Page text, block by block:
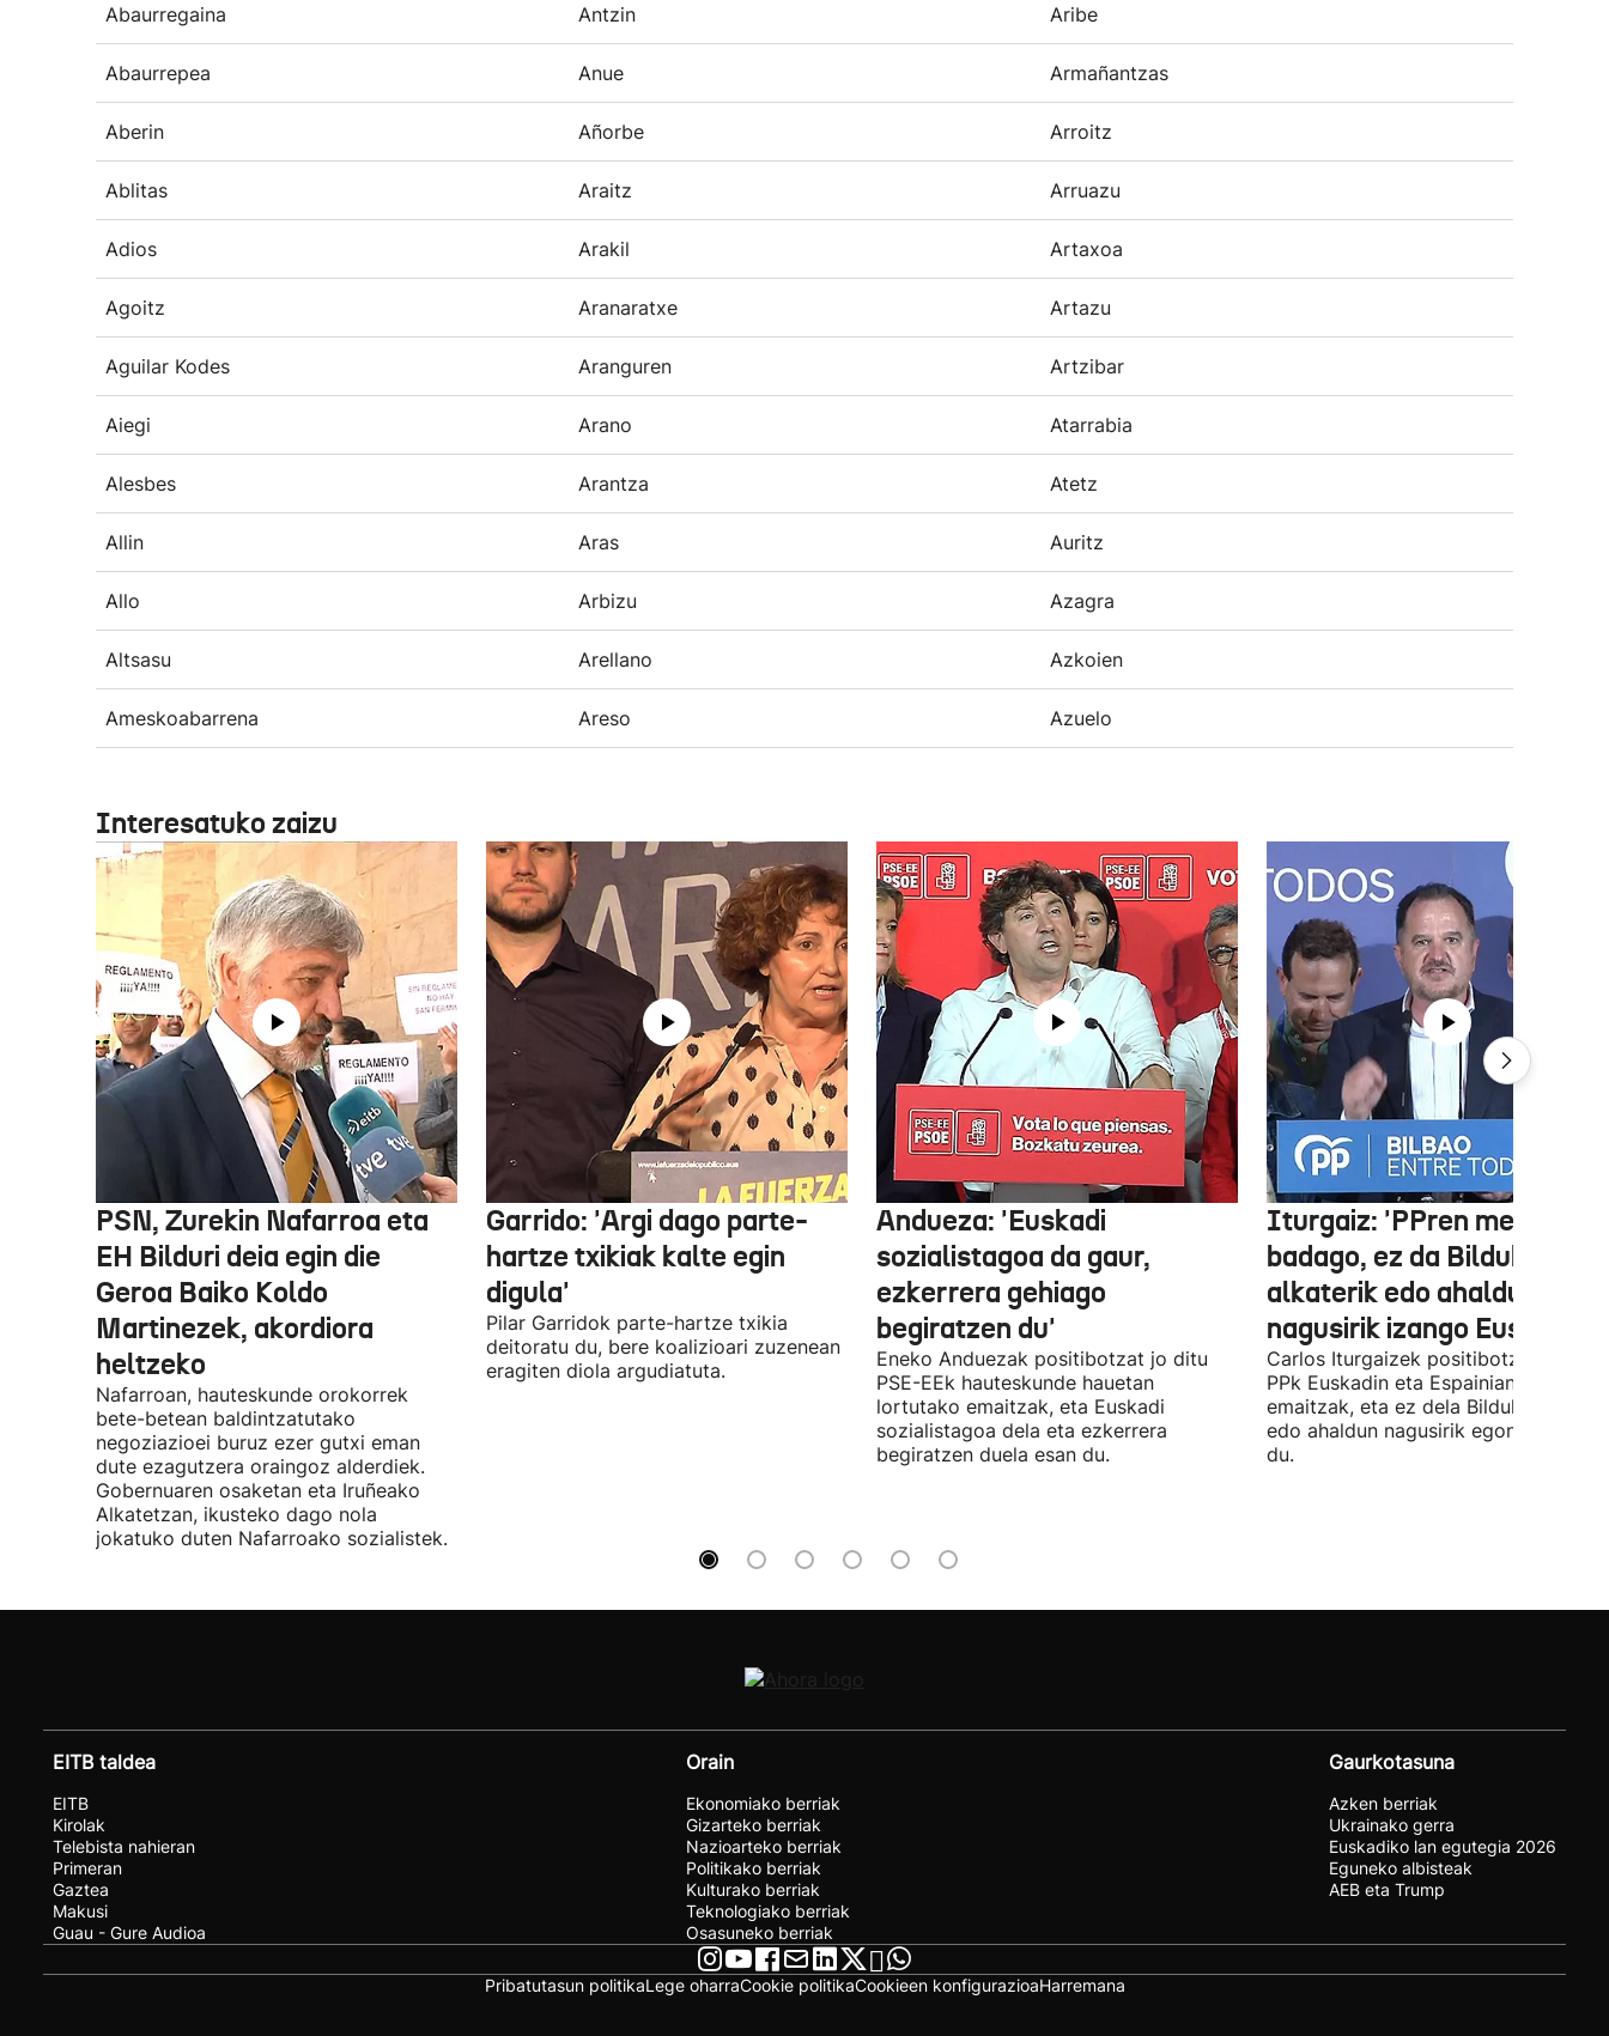
Abaurregaina Antzin Aribe
Abaurrepea Anue Armañantzas
Aberin Añorbe Arroitz
Ablitas Araitz Arruazu
Adios Arakil Artaxoa
Agoitz Aranaratxe Artazu
Aguilar Kodes Aranguren Artzibar
Aiegi Arano Atarrabia
Alesbes Arantza Atetz
Allin Aras Auritz
Allo Arbizu Azagra
Altsasu Arellano Azkoien
Ameskoabarrena Areso Azuelo
Interesatuko zaizu
PSN, Zurekin Nafarroa eta
EH Bilduri deia egin die
Geroa Baiko Koldo
Martinezek, akordiora
heltzeko
Nafarroan, hauteskunde orokorrek
bete-betean baldintzatutako
negoziazioei buruz ezer gutxi eman
dute ezagutzera oraingoz alderdiek.
Gobernuaren osaketan eta Iruñeako
Alkatetzan, ikusteko dago nola
jokatuko duten Nafarroako sozialistek.
Garrido: 'Argi dago parte-
hartze txikiak kalte egin
digula'
Pilar Garridok parte-hartze txikia
deitoratu du, bere koalizioari zuzenean
eragiten diola argudiatuta.
Andueza: 'Euskadi
sozialistagoa da gaur,
ezkerrera gehiago
begiratzen du'
Eneko Anduezak positibotzat jo ditu
PSE-EEk hauteskunde hauetan
lortutako emaitzak, eta Euskadi
sozialistagoa dela eta ezkerrera
begiratzen duela esan du.
Iturgaiz: 'PPren menpe
badago, ez da Bilduko
alkaterik edo ahaldun
nagusirik izango Euskadin'
Carlos Iturgaizek positibotzat jo ditu
PPk Euskadin eta Espainian lortutako
emaitzak, eta ez dela Bilduko
edo ahaldun nagusirik egongo
du.
EITB taldea
EITB
Kirolak
Telebista nahieran
Primeran
Gaztea
Makusi
Guau - Gure Audioa
Orain
Ekonomiako berriak
Gizarteko berriak
Nazioarteko berriak
Politikako berriak
Kulturako berriak
Teknologiako berriak
Osasuneko berriak
Gaurkotasuna
Azken berriak
Ukrainako gerra
Euskadiko lan egutegia 2026
Eguneko albisteak
AEB eta Trump
Pribatutasun politikaLege oharraCookie politikaCookieen konfigurazioaHarremana